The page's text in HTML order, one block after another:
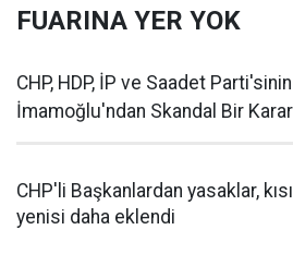
FUARINA YER YOK
CHP, HDP, İP ve Saadet
İmamoğlu'ndan Skandal Bir
CHP'li Başkanlardan yasaklar,
yenisi daha eklendi